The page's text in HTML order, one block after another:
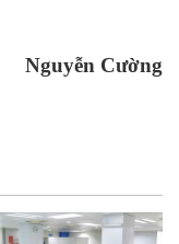
Nguyễn Cường